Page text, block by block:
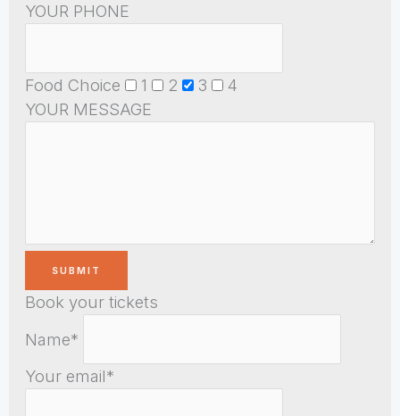
YOUR PHONE
Food Choice 1 2 3
4
YOUR MESSAGE
Book your tickets
Name*
Your email*